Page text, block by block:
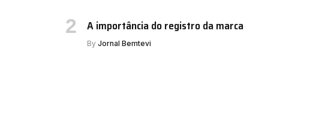
A importância do registro da marca
By Jornal Bemtevi